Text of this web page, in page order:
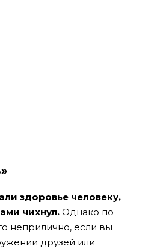
здоровье человеку,
чихнул. Однако по
неприлично, если вы
друзей или